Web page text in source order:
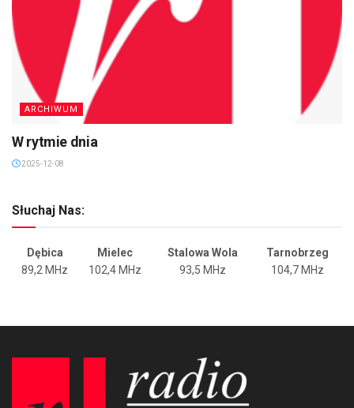
ARCHIWUM
W rytmie dnia
2025-12-08
Słuchaj Nas:
Dębica Mielec Stalowa Wola
Tarnobrzeg
89,2 MHz
102,4 MHz 93,5 MHz 104,7 MHz